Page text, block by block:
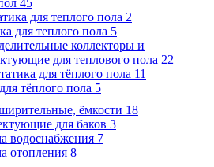
45
для теплого пола 2
для теплого пола 5
коллекторы и
для теплового пола 22
для тёплого пола 11
тёплого пола 5
ёмкости 18
для баков 3
водоснабжения 7
отопления 8